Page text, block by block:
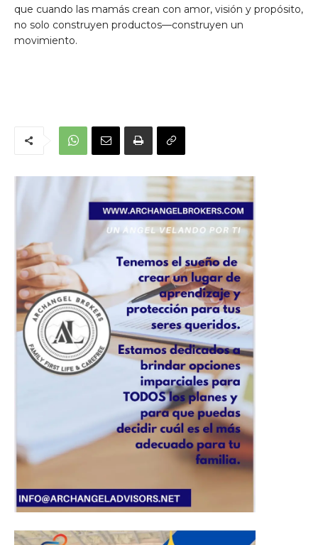
que cuando las mamás crean con amor, visión y propósito,
no solo construyen productos—construyen un
movimiento.